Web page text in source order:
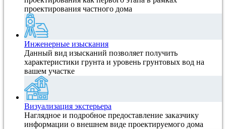
проектирования частного дома
Инженерные изыскания
Данный вид изысканий позволяет получить
характеристики грунта и уровень грунтовых вод на
вашем участке
Визуализация экстерьера
Наглядное и подробное предоставление заказчику
информации о внешнем виде проектируемого дома